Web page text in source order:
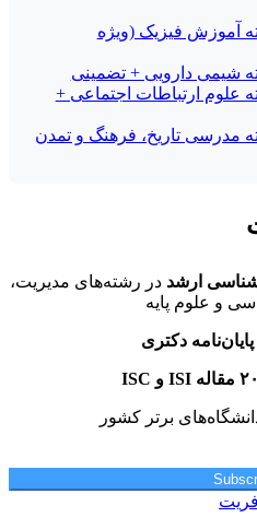
آموزش فیزیک (ویژه
شیمی دارویی + تضمینی
علوم ارتباطات اجتماعی +
مدرسی تاریخ، فرهنگ و تمدن
در رشته‌های مدیریت،
و علوم پایه
برتر کشور